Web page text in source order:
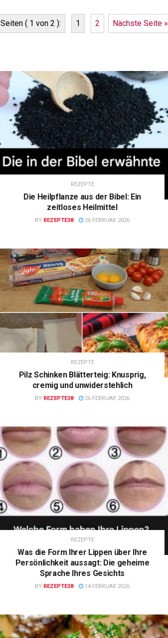
Seiten ( 1 von 2 ): 1 2 Nächste Seite »
REZEPTE
Die Heilpflanze aus der Bibel: Ein
zeitloses Heilmittel
BY REZEPTE38 26 FEBRUAR 2026
REZEPTE
Pilz Schinken Blätterteig: Knusprig,
cremig und unwiderstehlich
BY REZEPTE38 26 FEBRUAR 2026
REZEPTE
Was die Form Ihrer Lippen über Ihre
Persönlichkeit aussagt: Die geheime
Sprache Ihres Gesichts
BY REZEPTE38 14 FEBRUAR 2026